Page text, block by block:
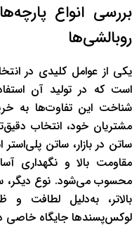
بررسی انواع
روبالشی‌ها
یکی از عوامل کلیدی در
است که در تولید آن
شناخت این تفاوت‌ها به
مشتریان خود، انتخاب
ساتن در بازار، ساتن
مقاومت بالا و نگهداری
محسوب می‌شود. نوع دیگر،
بالاتر، به‌دلیل لطافت و
لوکس‌پسندها جایگاه خاصی